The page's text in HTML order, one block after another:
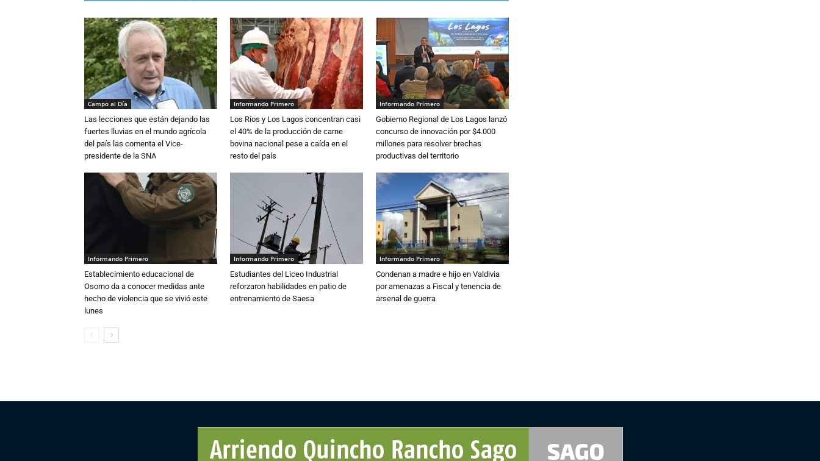
Campo al Día
Las lecciones que están dejando las
fuertes lluvias en el mundo agrícola
del país las comenta el Vice-
presidente de la SNA
Informando Primero
Los Ríos y Los Lagos concentran casi
el 40% de la producción de carne
bovina nacional pese a caída en el
resto del país
Informando Primero
Gobierno Regional de Los Lagos lanzó
concurso de innovación por $4.000
millones para resolver brechas
productivas del territorio
Informando Primero
Establecimiento educacional de
Osorno da a conocer medidas ante
hecho de violencia que se vivió este
lunes
Informando Primero
Estudiantes del Liceo Industrial
reforzaron habilidades en patio de
entrenamiento de Saesa
Informando Primero
Condenan a madre e hijo en Valdivia
por amenazas a Fiscal y tenencia de
arsenal de guerra